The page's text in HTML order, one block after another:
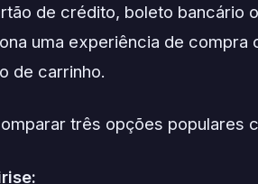
de crédito, boleto bancário
uma experiência de compra
de carrinho.
três opções populares